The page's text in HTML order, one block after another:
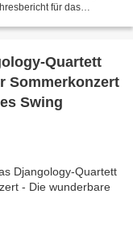
für das
Quartett
Sommerkonzert
Swing